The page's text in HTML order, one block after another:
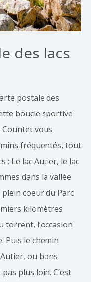
des lacs
postale des
boucle sportive
vous
fréquentés, tout
: Le lac Autier, le lac
dans la vallée
coeur du Parc
kilomètres
torrent, l’occasion
Puis le chemin
ou bons
plus loin. C’est